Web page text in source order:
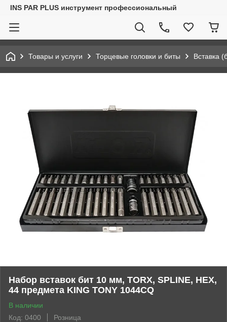
INS PAR PLUS инструмент профессиональный
Товары и услуги Торцевые головки и биты Вставка
Набор вставок бит 10 мм, TORX, SPLINE, HEX,
44 предмета KING TONY 1044CQ
В наличии
Код: 0400
Розница